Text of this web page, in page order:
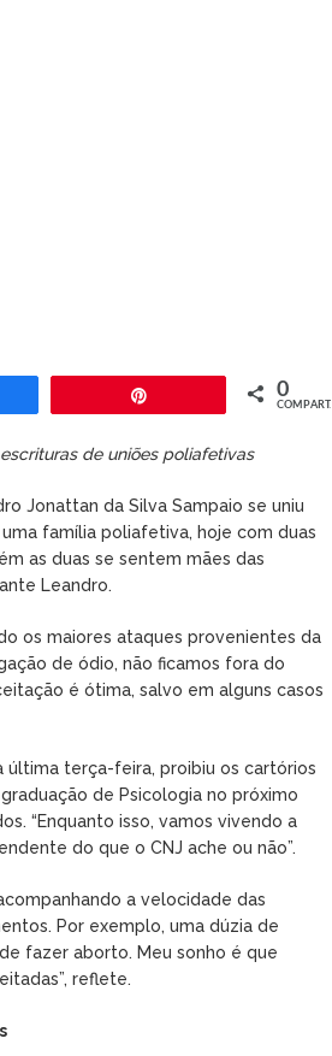
0
COMPART.
de uniões poliafetivas
Jonattan da Silva Sampaio se uniu
família poliafetiva, hoje com duas
as duas se sentem mães das
Leandro.
os maiores ataques provenientes da
de ódio, não ficamos fora do
é ótima, salvo em alguns casos
última terça-feira, proibiu os cartórios
de Psicologia no próximo
“Enquanto isso, vamos vivendo a
do que o CNJ ache ou não”.
a velocidade das
Por exemplo, uma dúzia de
fazer aborto. Meu sonho é que
reflete.